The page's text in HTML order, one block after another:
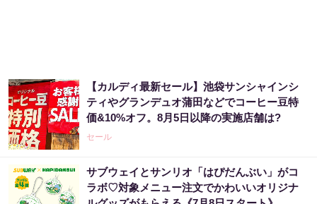
【カルディ最新セール】池袋サンシャインシ
ティやグランデュオ蒲田などでコーヒー豆特
価&10%オフ。8月5日以降の実施店舗は?
セール
サブウェイとサンリオ「はぴだんぶい」がコ
ラボ♡対象メニュー注文でかわいいオリジナ